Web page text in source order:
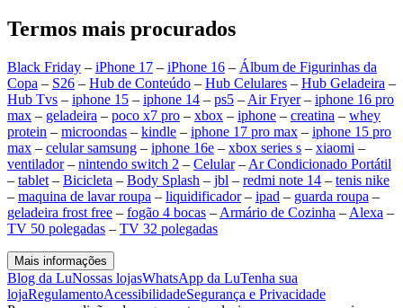
Termos mais procurados
Black Friday – iPhone 17 – iPhone 16 – Álbum de Figurinhas da
Copa – S26 – Hub de Conteúdo – Hub Celulares – Hub Geladeira –
Hub Tvs – iphone 15 – iphone 14 – ps5 – Air Fryer– iphone 16 pro
max – geladeira – poco x7 pro – xbox – iphone – creatina – whey
protein – microondas – kindle – iphone 17 pro max – iphone 15 pro
max – celular samsung – iphone 16e – xbox series s – xiaomi –
ventilador– nintendo switch 2 – Celular– Ar Condicionado Portátil
– tablet – Bicicleta – Body Splash – jbl – redmi note 14 – tenis nike
– maquina de lavar roupa – liquidificador– ipad – guarda roupa –
geladeira frost free – fogão 4 bocas – Armário de Cozinha – Alexa –
TV 50 polegadas – TV 32 polegadas
Mais informações
Blog da LuNossas lojasWhatsApp da LuTenha sua
lojaRegulamentoAcessibilidadeSegurança e Privacidade